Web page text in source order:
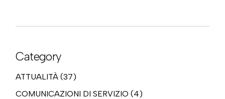
Category
ATTUALITÀ (37)
COMUNICAZIONI DI SERVIZIO (4)